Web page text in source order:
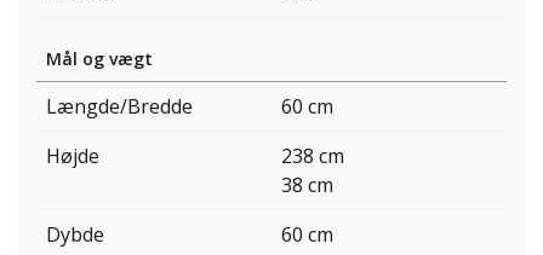
Mål og vægt
Længde/Bredde
60 cm
Højde
238 cm
38 cm
Dybde
60 cm